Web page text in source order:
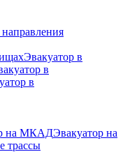
Эвакуатор в
в
в
на МКАДЭвакуатор на
трассы